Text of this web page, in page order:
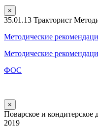
×
35.01.13 Тракторист
Методические
Методические
ФОС
×
Поварское и кондитерское
2019